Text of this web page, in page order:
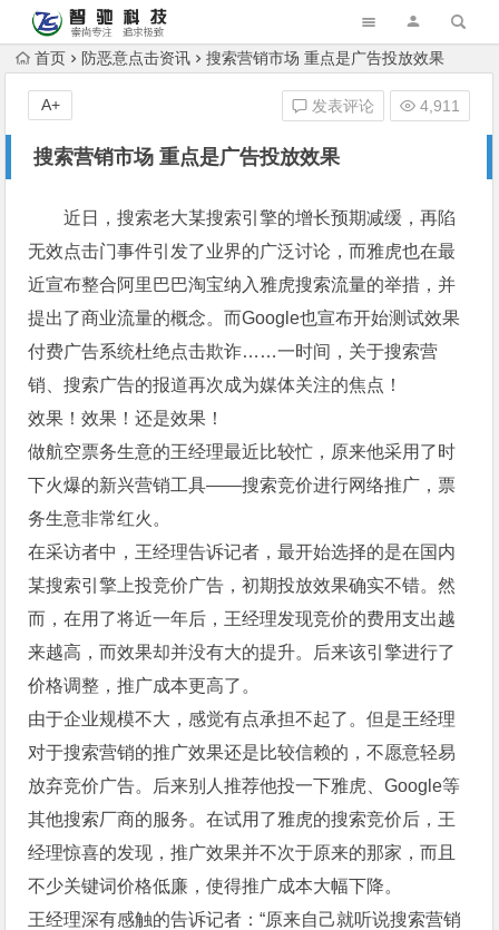
首页 防恶意点击资讯 搜索营销市场 重点是广告投放效果
搜索营销市场 重点是广告投放效果
发表评论 4,911
A+
近日，搜索老大某搜索引擎的增长预期减缓，再陷
无效点击门事件引发了业界的广泛讨论，而雅虎也在最
近宣布整合阿里巴巴淘宝纳入雅虎搜索流量的举措，并
提出了商业流量的概念。而Google也宣布开始测试效果
付费广告系统杜绝点击欺诈……一时间，关于搜索营
销、搜索广告的报道再次成为媒体关注的焦点！
效果！效果！还是效果！
做航空票务生意的王经理最近比较忙，原来他采用了时
下火爆的新兴营销工具——搜索竞价进行网络推广，票
务生意非常红火。
在采访者中，王经理告诉记者，最开始选择的是在国内
某搜索引擎上投竞价广告，初期投放效果确实不错。然
而，在用了将近一年后，王经理发现竞价的费用支出越
来越高，而效果却并没有大的提升。后来该引擎进行了
价格调整，推广成本更高了。
由于企业规模不大，感觉有点承担不起了。但是王经理
对于搜索营销的推广效果还是比较信赖的，不愿意轻易
放弃竞价广告。后来别人推荐他投一下雅虎、Google等
其他搜索厂商的服务。在试用了雅虎的搜索竞价后，王
经理惊喜的发现，推广效果并不次于原来的那家，而且
不少关键词价格低廉，使得推广成本大幅下降。
王经理深有感触的告诉记者：“原来自己就听说搜索营销